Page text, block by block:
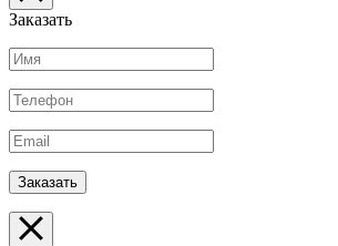
Заказать